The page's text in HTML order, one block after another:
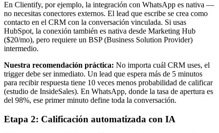
En Clientify, por ejemplo, la integración con WhatsApp es nativa —
no necesitas conectores externos. El lead que escribe se crea como
contacto en el CRM con la conversación vinculada. Si usas
HubSpot, la conexión también es nativa desde Marketing Hub
($20/mo), pero requiere un BSP (Business Solution Provider)
intermedio.
Nuestra recomendación práctica: No importa cuál CRM uses, el
trigger debe ser inmediato. Un lead que espera más de 5 minutos
para recibir respuesta tiene 10 veces menos probabilidad de calificar
(estudio de InsideSales). En WhatsApp, donde la tasa de apertura es
del 98%, ese primer minuto define toda la conversación.
Etapa 2: Calificación automatizada con IA